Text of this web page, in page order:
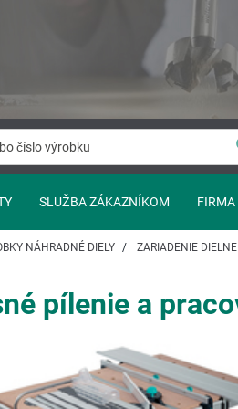
SLUŽBA ZÁKAZNÍKOM FIRMA
NÁHRADNÉ DIELY ZARIADENIE DIELNE
pílenie a